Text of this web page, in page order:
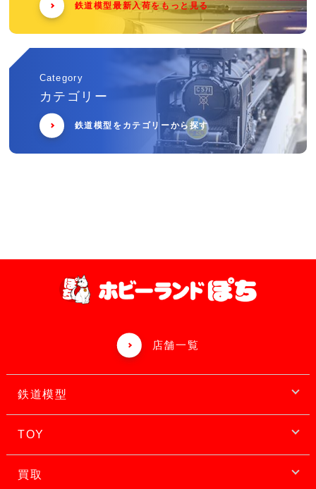
鉄道模型最新入荷をもっと見る
Category
カテゴリー
鉄道模型をカテゴリーから探す
店舗一覧
鉄道模型
TOY
買取